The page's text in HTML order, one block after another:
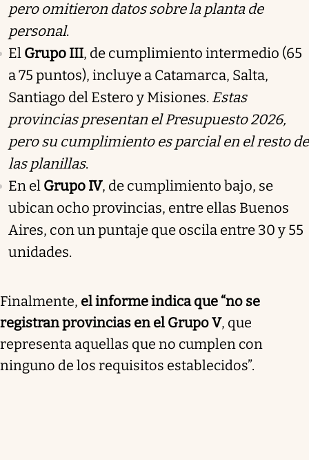
pero omitieron datos sobre la planta de
personal.
El Grupo III, de cumplimiento intermedio (65
a 75 puntos), incluye a Catamarca, Salta,
Santiago del Estero y Misiones. Estas
provincias presentan el Presupuesto 2026,
pero su cumplimiento es parcial en el resto de
las planillas.
En el Grupo IV, de cumplimiento bajo, se
ubican ocho provincias, entre ellas Buenos
Aires, con un puntaje que oscila entre 30 y 55
unidades.
Finalmente, el informe indica que “no se
registran provincias en el Grupo V, que
representa aquellas que no cumplen con
ninguno de los requisitos establecidos”.